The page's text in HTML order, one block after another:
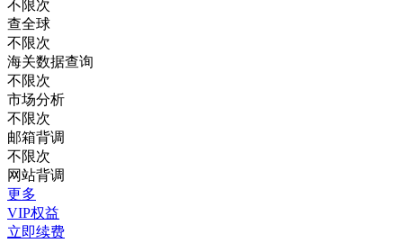
不限次
查全球
不限次
海关数据查询
不限次
市场分析
不限次
邮箱背调
不限次
网站背调
更多
VIP权益
立即续费